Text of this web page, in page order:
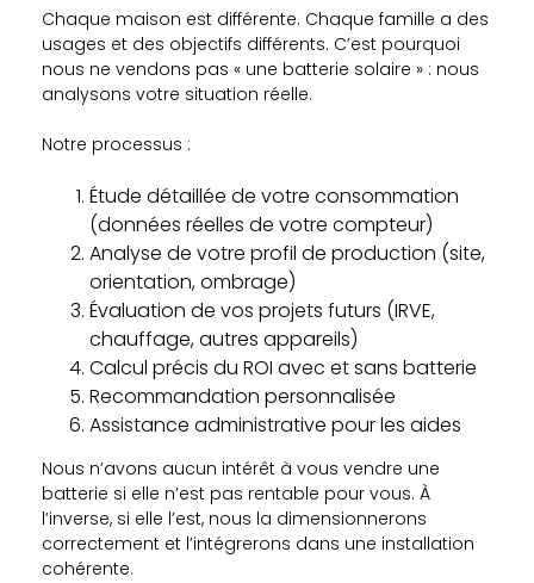
Chaque maison est différente. Chaque famille a des
usages et des objectifs différents. C’est pourquoi
nous ne vendons pas « une batterie solaire » : nous
analysons votre situation réelle.
Notre processus :
Étude détaillée de votre consommation
(données réelles de votre compteur)
Analyse de votre profil de production (site,
orientation, ombrage)
Évaluation de vos projets futurs (IRVE,
chauffage, autres appareils)
Calcul précis du ROI avec et sans batterie
Recommandation personnalisée
Assistance administrative pour les aides
Nous n’avons aucun intérêt à vous vendre une
batterie si elle n’est pas rentable pour vous. À
l’inverse, si elle l’est, nous la dimensionnerons
correctement et l’intégrerons dans une installation
cohérente.